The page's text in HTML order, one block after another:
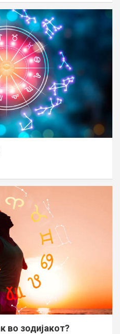
во зодијакот?